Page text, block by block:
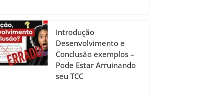
a
n
n
el
Introdução
Desenvolvimento e
Conclusão exemplos –
Pode Estar Arruinando
seu TCC